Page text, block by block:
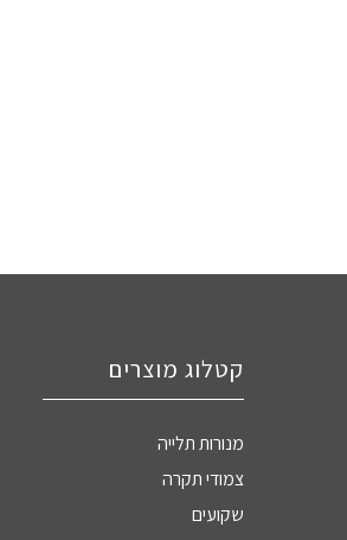
קטלוג מוצרים
מנורות תלייה
צמודי תקרה
שקועים